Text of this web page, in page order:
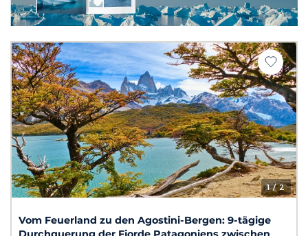
1/ 2
Vom Feuerland zu den Agostini-Bergen: 9-tägige